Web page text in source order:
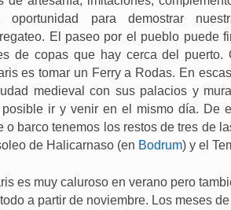
para demostrar
El paseo por el pueblo puede
de copas que hay cerca del puerto.
es tomar un Ferry a Rodas. En
medieval con sus palacios y
ir y venir en el mismo día. De
o barco tenemos los restos de tres de
de Halicarnaso (en Bodrum) y el
es muy caluroso en verano pero
a partir de noviembre. Los meses